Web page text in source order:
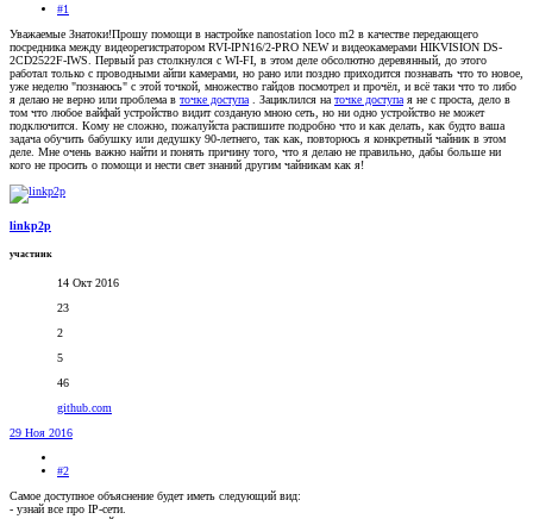
#1
Уважаемые Знатоки!Прошу помощи в настройке nanostation loco m2 в качестве передающего
посредника между видеорегистратором RVI-IPN16/2-PRO NEW и видеокамерами HIKVISION DS-
2CD2522F-IWS. Первый раз столкнулся с WI-FI, в этом деле обсолютно деревянный, до этого
работал только с проводными айпи камерами, но рано или поздно приходится познавать что то новое,
уже неделю "познаюсь" с этой точкой, множество гайдов посмотрел и прочёл, и всё таки что то либо
я делаю не верно или проблема в точке доступа . Зациклился на точке доступа я не с проста, дело в
том что любое вайфай устройство видит созданую мною сеть, но ни одно устройство не может
подключится. Кому не сложно, пожалуйста распишите подробно что и как делать, как будто ваша
задача обучить бабушку или дедушку 90-летнего, так как, повторюсь я конкретный чайник в этом
деле. Мне очень важно найти и понять причину того, что я делаю не правильно, дабы больше ни
кого не просить о помощи и нести свет знаний другим чайникам как я!
linkp2p
участник
14 Окт 2016
23
2
5
46
github.com
29 Ноя 2016
#2
Самое доступное объяснение будет иметь следующий вид:
- узнай все про IP-сети.